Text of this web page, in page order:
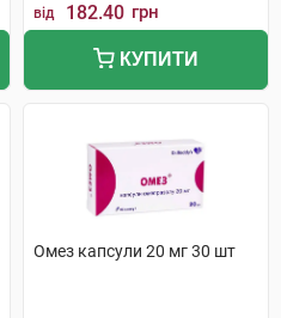
від 182.40 грн
КУПИТИ
Омез капсули 20 мг 30 шт